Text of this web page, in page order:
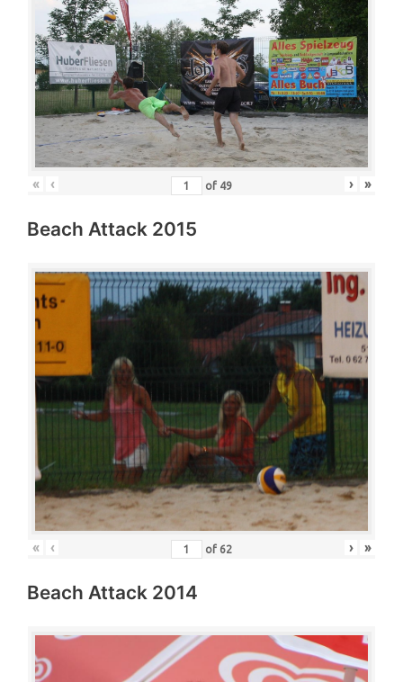
« ‹ of 49 › »
Beach Attack 2015
« ‹ of 62 › »
Beach Attack 2014